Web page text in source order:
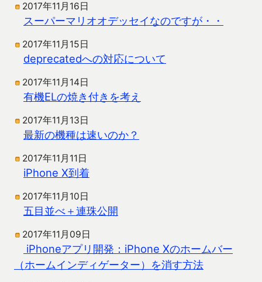
2017年11月16日
スーパーマリオオデッセイなのですが・・
2017年11月15日
deprecatedへの対応について
2017年11月14日
有機ELの焼き付きを考え
2017年11月13日
最新の機種は速いのか？
2017年11月11日
iPhone X到着
2017年11月10日
五目並べ＋連珠公開
2017年11月09日
iPhoneアプリ開発：iPhone Xのホームバー
（ホームインディゲーター）を消す方法